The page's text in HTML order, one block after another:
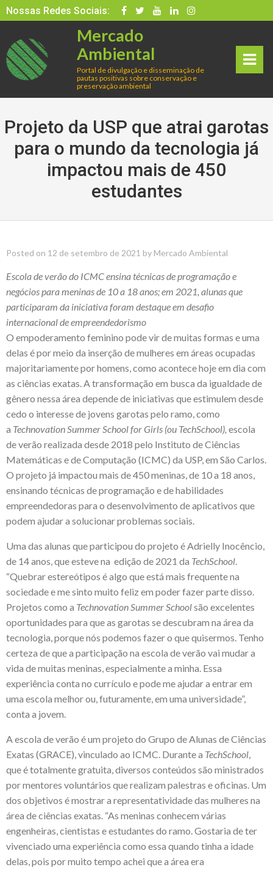
Skip
to
content
Nossas Redes Sociais:
Mercado
Ambiental
Portal de divulgação e disseminação de
pautas positivas sobre conservação e
preservação ambiental
Men
Projeto da USP que atrai garotas
para o mundo da tecnologia já
impactou mais de 450
estudantes
Posted on 12 de setembro de 2021 by Mercado Ambiental
Escola de verão do ICMC ensina técnicas de programação e
negócios para meninas de 10 a 18 anos; em 2021, alunas que
participaram da iniciativa foram destaque em desafio
internacional de empreendedorismo
O empoderamento feminino pode vir de muitas formas e uma
delas é por meio da inserção de mulheres em áreas ocupadas
majoritariamente por homens, como acontece hoje em dia com
as ciências exatas. A transformação em busca da igualdade de
gênero nessa área depende de iniciativas que estimulem desde
cedo o interesse de jovens garotas pelo ramo, como
a Technovation Summer School for Girls (ou TechSchool), escola
de verão realizada desde 2018 pelo Instituto de Ciências
Matemáticas e de Computação (ICMC) da USP, em São Carlos.
O projeto já impactou mais de 450 meninas, de 10 a 18 anos,
ensinando técnicas de programação e de habilidades
empreendedoras para o desenvolvimento de aplicativos que
podem ajudar a solucionar problemas sociais.
Uma das alunas que participou do projeto é Adrielly Inocêncio,
de 14 anos, que esteve na edição de 2021 da TechSchool.
“Quebrar estereótipos é algo que está mais frequente na
sociedade e me sinto muito feliz em poder fazer parte disso.
Projetos como a Technovation Summer Schoolsão excelentes
oportunidades para que as garotas se descubram na área da
tecnologia, porque nós podemos fazer o que quisermos. Tenho
certeza de que a participação na escola de verão vai mudar a
vida de muitas meninas, especialmente a minha. Essa
experiência conta no currículo e pode me ajudar a entrar em
uma escola melhor ou, futuramente, em uma universidade”,
conta a jovem.
A escola de verão é um projeto do Grupo de Alunas de Ciências
Exatas (GRACE), vinculado ao ICMC. Durante a TechSchool,
que é totalmente gratuita, diversos conteúdos são ministrados
por mentores voluntários que realizam palestras e oficinas. Um
dos objetivos é mostrar a representatividade das mulheres na
área de ciências exatas. “As meninas conhecem várias
engenheiras, cientistas e estudantes do ramo. Gostaria de ter
vivenciado uma experiência como essa quando tinha a idade
delas, pois por muito tempo achei que a área era